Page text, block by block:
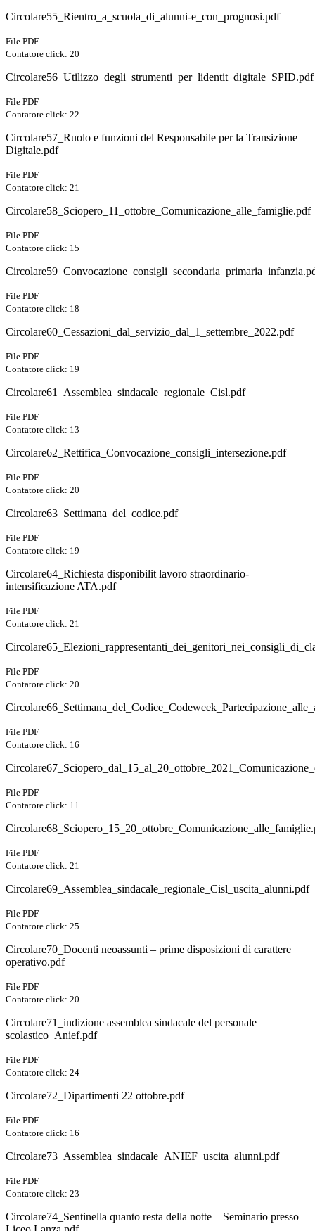
Circolare55_Rientro_a_scuola_di_alunni-e_con_prognosi.pdf
File PDF
Contatore click: 20
Circolare56_Utilizzo_degli_strumenti_per_lidentit_digitale_SPID.pdf
File PDF
Contatore click: 22
Circolare57_Ruolo e funzioni del Responsabile per la Transizione
Digitale.pdf
File PDF
Contatore click: 21
Circolare58_Sciopero_11_ottobre_Comunicazione_alle_famiglie.pdf
File PDF
Contatore click: 15
File PDF
Contatore click: 18
Circolare60_Cessazioni_dal_servizio_dal_1_settembre_2022.pdf
File PDF
Contatore click: 19
Circolare61_Assemblea_sindacale_regionale_Cisl.pdf
File PDF
Contatore click: 13
Circolare62_Rettifica_Convocazione_consigli_intersezione.pdf
File PDF
Contatore click: 20
Circolare63_Settimana_del_codice.pdf
File PDF
Contatore click: 19
Circolare64_Richiesta disponibilit lavoro straordinario-
intensificazione ATA.pdf
File PDF
Contatore click: 21
File PDF
Contatore click: 20
File PDF
Contatore click: 16
File PDF
Contatore click: 11
File PDF
Contatore click: 21
Circolare69_Assemblea_sindacale_regionale_Cisl_uscita_alunni.pdf
File PDF
Contatore click: 25
Circolare70_Docenti neoassunti – prime disposizioni di carattere
operativo.pdf
File PDF
Contatore click: 20
Circolare71_indizione assemblea sindacale del personale
scolastico_Anief.pdf
File PDF
Contatore click: 24
Circolare72_Dipartimenti 22 ottobre.pdf
File PDF
Contatore click: 16
Circolare73_Assemblea_sindacale_ANIEF_uscita_alunni.pdf
File PDF
Contatore click: 23
Circolare74_Sentinella quanto resta della notte – Seminario presso